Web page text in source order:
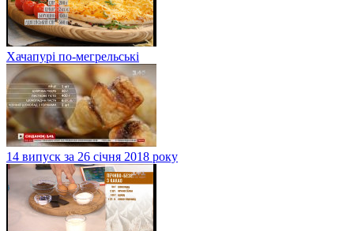
Хачапурі по-мегрельські
14 випуск за 26 січня 2018 року